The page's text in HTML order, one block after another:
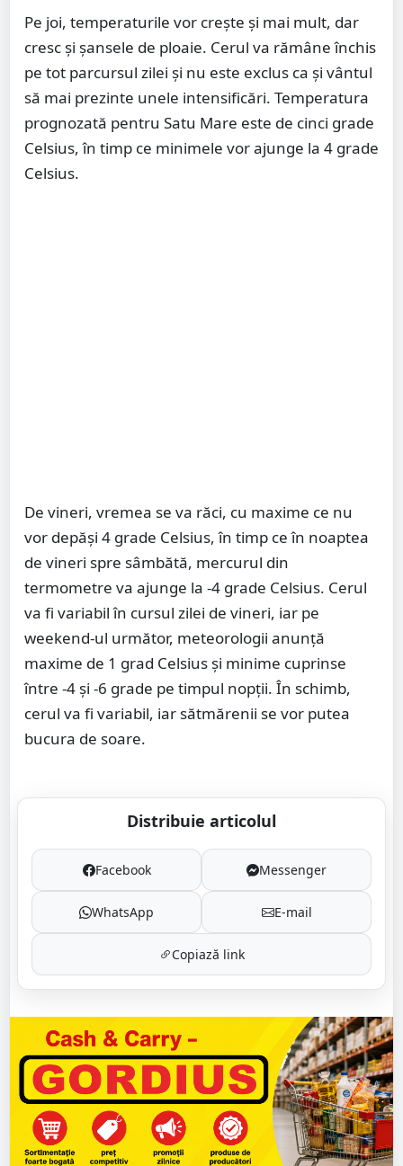
Pe joi, temperaturile vor crește și mai mult, dar
cresc și șansele de ploaie. Cerul va rămâne închis
pe tot parcursul zilei și nu este exclus ca și vântul
să mai prezinte unele intensificări. Temperatura
prognozată pentru Satu Mare este de cinci grade
Celsius, în timp ce minimele vor ajunge la 4 grade
Celsius.
De vineri, vremea se va răci, cu maxime ce nu
vor depăși 4 grade Celsius, în timp ce în noaptea
de vineri spre sâmbătă, mercurul din
termometre va ajunge la -4 grade Celsius. Cerul
va fi variabil în cursul zilei de vineri, iar pe
weekend-ul următor, meteorologii anunță
maxime de 1 grad Celsius și minime cuprinse
între -4 și -6 grade pe timpul nopții. În schimb,
cerul va fi variabil, iar sătmărenii se vor putea
bucura de soare.
Distribuie articolul
Facebook Messenger
WhatsApp E-mail
Copiază link